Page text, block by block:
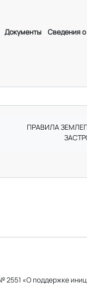
Документы Сведения
ПРАВИЛА
«О поддержке